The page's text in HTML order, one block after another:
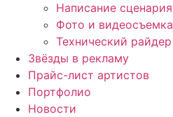
Написание сценария
Фото и видеосъемка
Технический райдер
Звёзды в рекламу
Прайс-лист артистов
Портфолио
Новости